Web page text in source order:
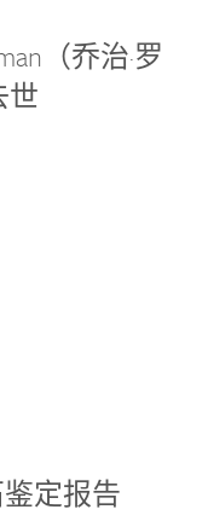
（乔治·罗
世
定报告